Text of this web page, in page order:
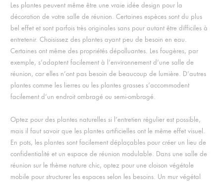
Les plantes peuvent même être une vraie idée design pour la
décoration de votre salle de réunion. Certaines espèces sont du plus
bel effet et sont parfois très originales sans pour autant être difficiles à
entretenir. Choisissez des plantes ayant peu de besoin en eau.
Certaines ont même des propriétés dépolluantes. Les fougères, par
exemple, s’adaptent facilement à l’environnement d’une salle de
réunion, car elles n’ont pas besoin de beaucoup de lumière. D’autres
plantes comme les lierres ou les plantes grasses s’accommodent
facilement d’un endroit ombragé ou semi-ombragé.
Optez pour des plantes naturelles si l’entretien régulier est possible,
mais il faut savoir que les plantes artificielles ont le même effet visuel.
En pots, les plantes sont facilement déplaçables pour créer un lieu de
confidentialité et un espace de réunion modulable. Dans une salle de
réunion sur le thème nature chic, optez pour une cloison végétale
mobile pour structurer les espaces selon les besoins. Un mur végétal